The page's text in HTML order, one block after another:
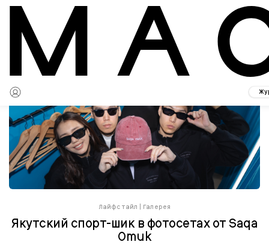
Лайфстайл Галерея
Якутский спорт-шик в фотосетах от Saqa
Omuk